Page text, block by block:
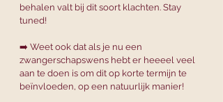
behalen valt bij dit soort klachten. Stay
tuned!
➡️ Weet ook dat als je nu een
zwangerschapswens hebt er heeeel veel
aan te doen is om dit op korte termijn te
beïnvloeden, op een natuurlijk manier!